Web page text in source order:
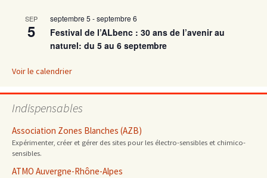
SEP
5
septembre 5 -septembre 6
Festival de l’ALbenc : 30 ans de l’avenir au
naturel: du 5 au 6 septembre
Voir le calendrier
Indispensables
Association Zones Blanches (AZB)
Expérimenter, créer et gérer des sites pour les électro-sensibles et chimico-
sensibles.
ATMO Auvergne-Rhône-Alpes